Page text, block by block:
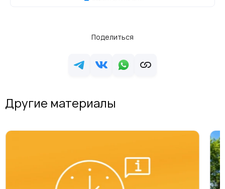
Поделиться
Другие материалы